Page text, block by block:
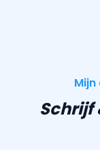
Schrijf